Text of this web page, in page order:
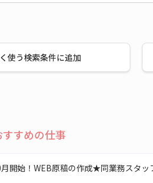
使う検索条件に追加
すめの仕事
開始！WEB原稿の作成★同業務スタッ